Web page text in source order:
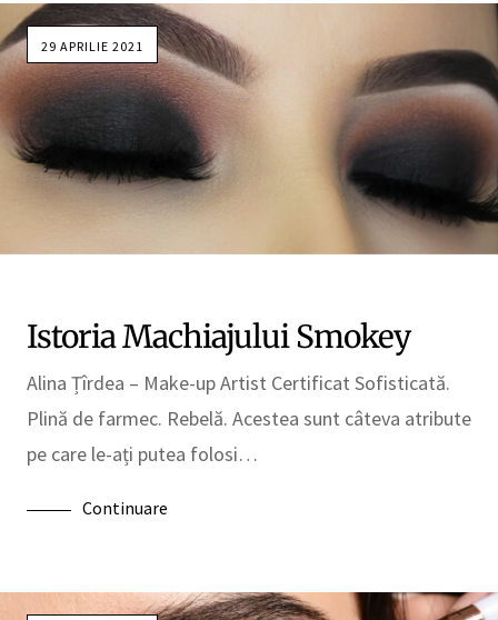
29 APRILIE 2021
Istoria Machiajului Smokey
Alina Țîrdea – Make-up Artist Certificat Sofisticată.
Plină de farmec. Rebelă. Acestea sunt câteva atribute
pe care le-ați putea folosi…
Continuare